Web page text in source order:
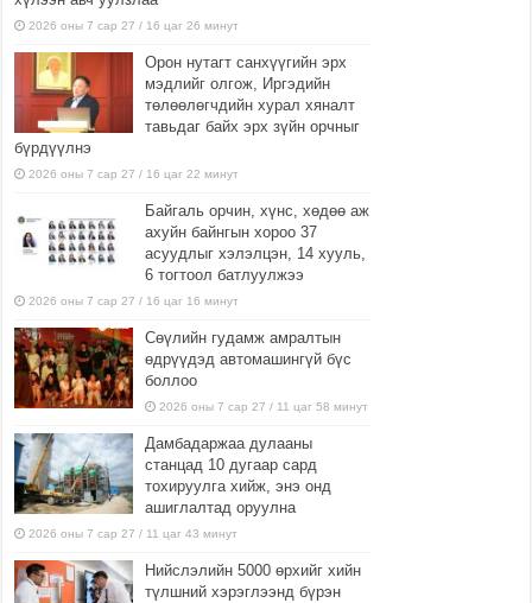
2026 оны 7 сар 27 / 16 цаг 26 минут
Орон нутагт санхүүгийн эрх
мэдлийг олгож, Иргэдийн
төлөөлөгчдийн хурал хяналт
тавьдаг байх эрх зүйн орчныг
бүрдүүлнэ
2026 оны 7 сар 27 / 16 цаг 22 минут
Байгаль орчин, хүнс, хөдөө аж
ахуйн байнгын хороо 37
асуудлыг хэлэлцэн, 14 хууль,
6 тогтоол батлуулжээ
2026 оны 7 сар 27 / 16 цаг 16 минут
Сөүлийн гудамж амралтын
өдрүүдэд автомашингүй бүс
боллоо
2026 оны 7 сар 27 / 11 цаг 58 минут
Дамбадаржаа дулааны
станцад 10 дугаар сард
тохируулга хийж, энэ онд
ашиглалтад оруулна
2026 оны 7 сар 27 / 11 цаг 43 минут
Нийслэлийн 5000 өрхийг хийн
түлшний хэрэглээнд бүрэн